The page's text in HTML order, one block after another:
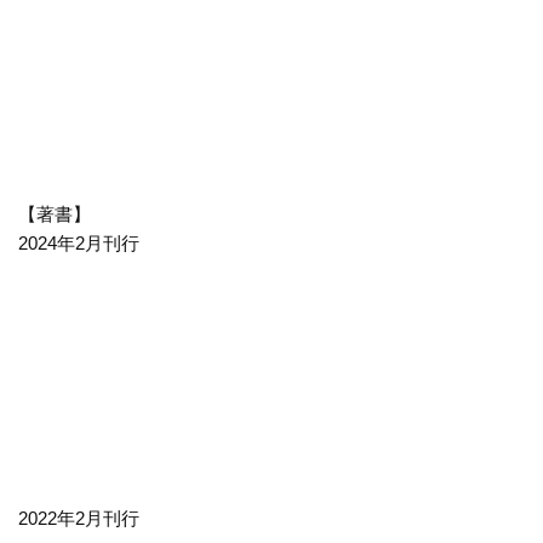
【著書】
2024年2月刊行
2022年2月刊行